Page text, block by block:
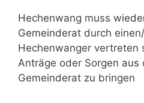
Hechenwang muss
Gemeinderat durch
Hechenwanger vertreten
Anträge oder Sorgen aus
Gemeinderat zu bringen